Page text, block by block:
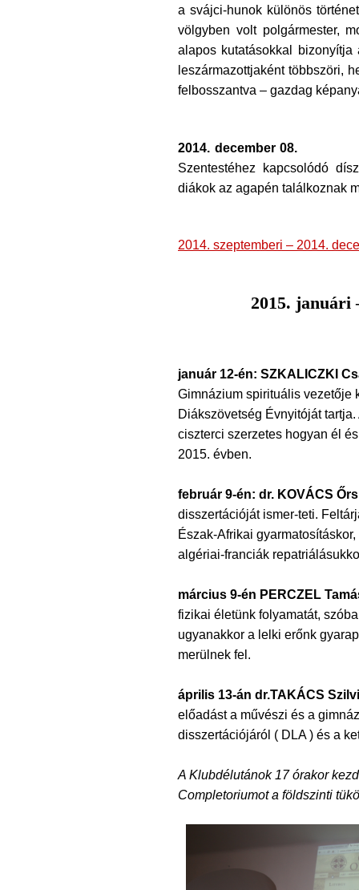
a svájci-hunok különös
völgyben volt polgármester,
alapos kutatásokkal
leszármazottjaként többszöri,
felbosszantva – gazdag
2014. december 08.
Szentestéhez kapcsolódó
diákok az agapén találkoznak
2014. szeptemberi – 2014.
2015. januári
január 12-én: SZKALICZKI
Gimnázium spirituális vezetője
Diákszövetség Évnyitóját
ciszterci szerzetes hogyan él
2015. évben.
február 9-én: dr. KOVÁCS Őrs
disszertációját ismer-teti.
Észak-Afrikai
algériai-franciák
március 9-én PERCZEL
fizikai életünk folyamatát,
ugyanakkor a lelki erőnk
merülnek fel.
április 13-án dr.TAKÁCS
előadást a művészi és a
disszertációjáról ( DLA ) és a
A Klubdélutánok 17 órakor
Completoriumot a földszinti